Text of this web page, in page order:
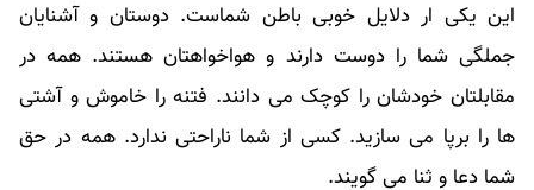
این یکی ار دلایل خوبی باطن شماست. دوستان و آشنایان
جملگی شما را دوست دارند و هواخواهتان هستند. همه در
مقابلتان خودشان را کوچک می دانند. فتنه را خاموش و آشتی
ها را برپا می سازید. کسی از شما ناراحتی ندارد. همه در حق
شما دعا و ثنا می گویند.